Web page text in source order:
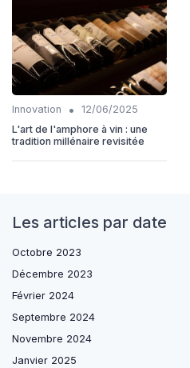
Innovation •
12/06/2025
L'art de l'amphore à vin : une
tradition millénaire revisitée
Les articles par date
Octobre 2023
Décembre 2023
Février 2024
Septembre 2024
Novembre 2024
Janvier 2025